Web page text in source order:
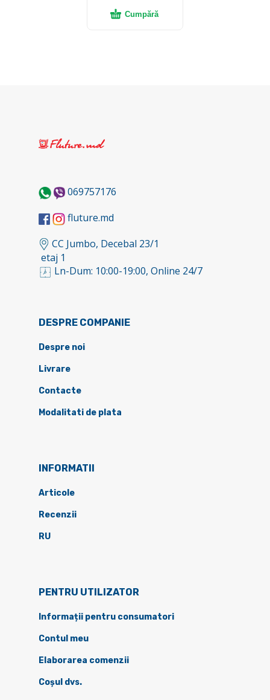
Cumpără
069757176
fluture.md
CC Jumbo, Decebal 23/1
etaj 1
Ln-Dum: 10:00-19:00, Online 24/7
DESPRE COMPANIE
Despre noi
Livrare
Contacte
Modalitati de plata
INFORMATII
Articole
Recenzii
RU
PENTRU UTILIZATOR
Informații pentru consumatori
Contul meu
Elaborarea comenzii
Coșul dvs.